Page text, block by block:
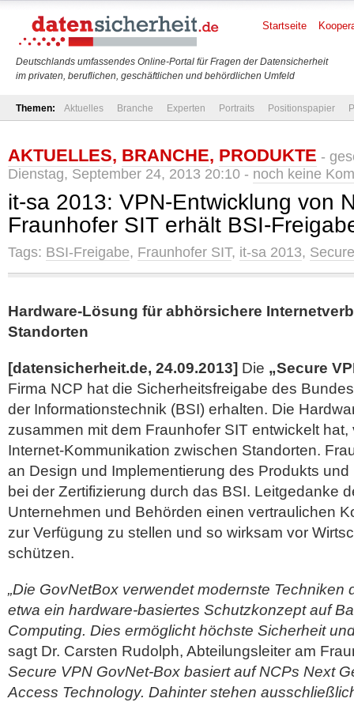
Deutschlands umfassendes Online-Portal für Fragen der Datensicherheit
im privaten, beruflichen, geschäftlichen und behördlichen Umfeld
Startseite
Themen: Aktuelles Branche Experten Portraits Positionspapier
AKTUELLES, BRANCHE, PRODUKTE -
Dienstag, September 24, 2013 20:10 - noch keine
it-sa 2013: VPN-Entwicklung von
Fraunhofer SIT erhält BSI-
Tags: BSI-Freigabe, Fraunhofer SIT, it-sa 2013,
Hardware-Lösung für abhörsichere
Standorten
[datensicherheit.de, 24.09.2013] Die „Secure
Firma NCP hat die Sicherheitsfreigabe des
der Informationstechnik (BSI) erhalten. Die
zusammen mit dem Fraunhofer SIT entwickelt
Internet-Kommunikation zwischen Standorten.
an Design und Implementierung des Produkts
bei der Zertifizierung durch das BSI. Leitgedanke
Unternehmen und Behörden einen vertraulichen
zur Verfügung zu stellen und so wirksam vor
schützen.
„Die GovNetBox verwendet modernste Techniken
etwa ein hardware-basiertes Schutzkonzept auf
Computing. Dies ermöglicht höchste Sicherheit
sagt Dr. Carsten Rudolph, Abteilungsleiter am
Secure VPN GovNet-Box basiert auf NCPs Next
Access Technology. Dahinter stehen